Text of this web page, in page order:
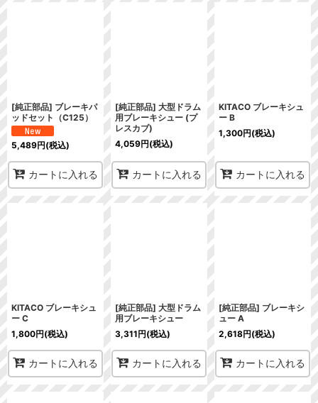
[純正部品] ブレーキパ
ッドセット（C125）
5,489円(税込)
カートに入れる
[純正部品] 大型ドラム
用ブレーキシュー (プ
レスカブ)
4,059円(税込)
カートに入れる
KITACO ブレーキシュ
ー B
1,300円(税込)
カートに入れる
KITACO ブレーキシュ
ー C
1,800円(税込)
カートに入れる
[純正部品] 大型ドラム
用ブレーキシュー
3,311円(税込)
カートに入れる
[純正部品] ブレーキシ
ュー A
2,618円(税込)
カートに入れる